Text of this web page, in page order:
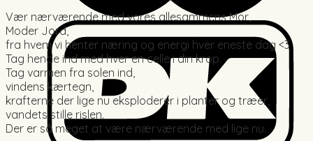
Vær nærværende med vores allesammens Mor,
Moder Jord,
fra hvem vi henter næring og energi hver eneste dag <3
Tag hende ind med hver en celle i din krop.
Tag varmen fra solen ind,
vindens kærtegn,
krafterne der lige nu eksploderer i planter og træer,
vandets stille rislen.
Der er så meget at være nærværende med lige nu.